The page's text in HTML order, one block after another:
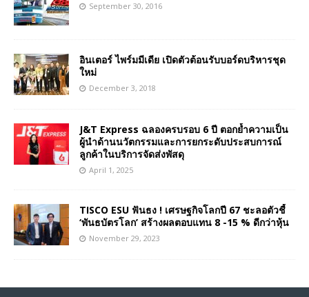
September 30, 2016
อินเตอร์ ไพร์มมีเดีย เปิดตัวต้อนรับบอร์ดบริหารชุด
ใหม่
December 3, 2018
J&T Express ฉลองครบรอบ 6 ปี ตอกย้ำความเป็น
ผู้นำด้านนวัตกรรมและการยกระดับประสบการณ์
ลูกค้าในบริการจัดส่งพัสดุ
April 1, 2025
TISCO ESU ฟันธง ! เศรษฐกิจโลกปี 67 ชะลอตัวชี้
‘พันธบัตรโลก’ สร้างผลตอบแทน 8 -15 % ดีกว่าหุ้น
November 29, 2023